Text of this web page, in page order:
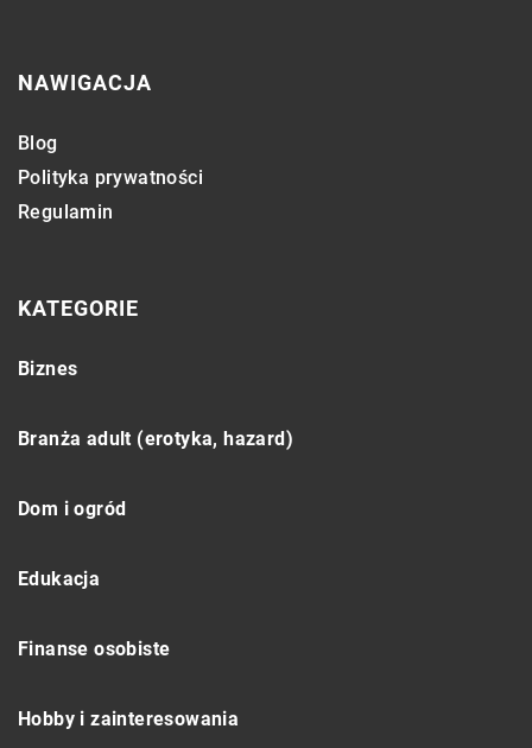
NAWIGACJA
Blog
Polityka prywatności
Regulamin
KATEGORIE
Biznes
Branża adult (erotyka, hazard)
Dom i ogród
Edukacja
Finanse osobiste
Hobby i zainteresowania